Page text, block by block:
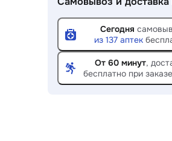
Сегодня
из 137 аптек
От 60 минут,
бесплатно при